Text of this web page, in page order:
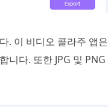
. 이 비디오 콜라주 앱은
니다. 또한 JPG 및 PNG